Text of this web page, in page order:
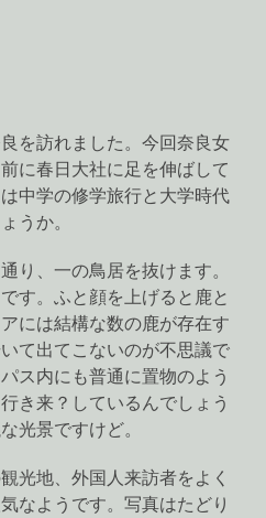
を訪れました。今回奈良女
に春日大社に足を伸ばして
中学の修学旅行と大学時代
うか。
り、一の鳥居を抜けます。
す。ふと顔を上げると鹿と
には結構な数の鹿が存在す
て出てこないのが不思議で
ス内にも普通に置物のよう
き来？しているんでしょう
光景ですけど。
光地、外国人来訪者をよく
なようです。写真はたどり